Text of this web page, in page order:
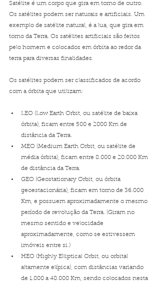
Satélite é um corpo que gira em torno de outro.
Os satélites podem ser naturais e artificiais. Um
exemplo de satélite natural, é a lua, que gira em
torno da Terra. Os satélites artificiais são feitos
pelo homem e colocados em órbita ao redor da
terra para diversas finalidades.
Os satélites podem ser classificados de acordo
com a órbita que utilizam:
LEO (Low Earth Orbit, ou satélite de baixa
órbita), ficam entre 500 e 2000 Km de
distância da Terra.
MEO (Medium Earth Orbit, ou satélite de
média órbita), ficam entre 8.000 e 20.000 Km
de distância da Terra.
GEO (Geostationary Orbit, ou órbita
geoestacionária), ficam em torno de 36.000
Km, e possuem aproximadamente o mesmo
período de revolução da Terra. (Giram no
mesmo sentido e velocidade
aproximadamente, como se estivessem
imóveis entre si.)
HEO (Highly Elliptical Orbit, ou orbital
altamente elípica), com distâncias variando
de 1.000 a 40.000 Km, sendo colocados nesta